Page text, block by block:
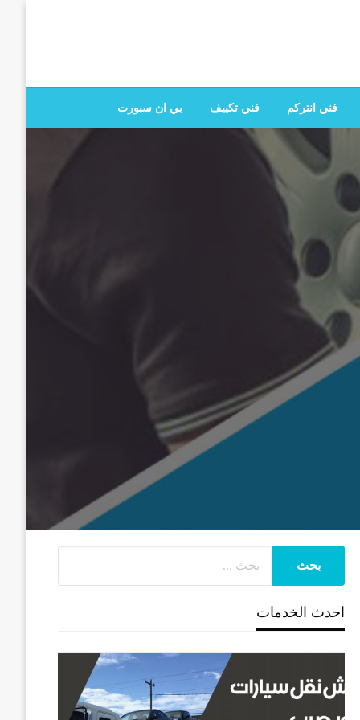
جميع الخدمات المنزلية في الكويت
فني انتركم
فني تكييف بي ان سبورت
احدث الخدمات